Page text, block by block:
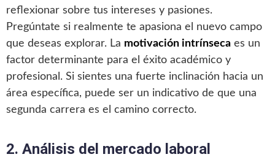
reflexionar sobre tus intereses y pasiones.
Pregúntate si realmente te apasiona el nuevo campo
que deseas explorar. La motivación intrínseca es un
factor determinante para el éxito académico y
profesional. Si sientes una fuerte inclinación hacia un
área específica, puede ser un indicativo de que una
segunda carrera es el camino correcto.
2. Análisis del mercado laboral